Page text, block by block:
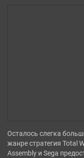
Осталось слегка
жанре стратегия Total
Assembly и Sega